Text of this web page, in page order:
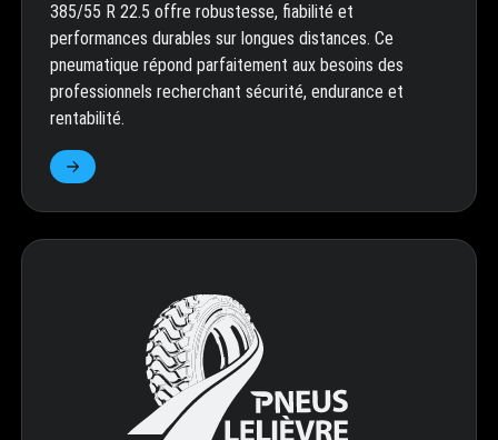
385/55 R 22.5 offre robustesse, fiabilité et
performances durables sur longues distances. Ce
pneumatique répond parfaitement aux besoins des
professionnels recherchant sécurité, endurance et
rentabilité.